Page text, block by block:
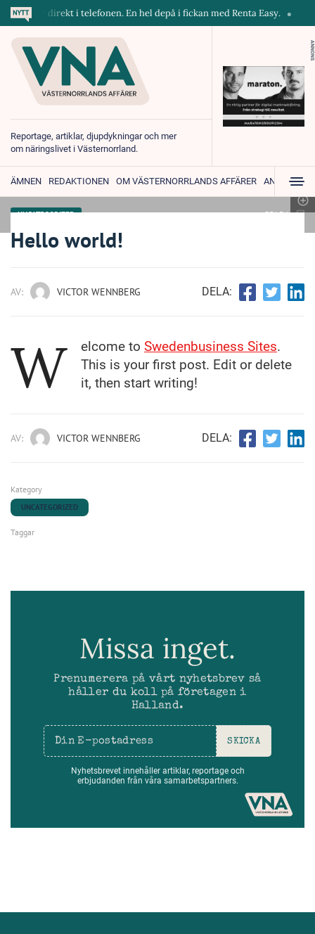
direkt i telefonen. En hel depå i fickan med Renta Easy.
Reportage, artiklar, djupdykningar och mer
om näringslivet i Västernorrland.
ANNONS
ÄMNEN REDAKTIONEN OM VÄSTERNORRLANDS AFFÄRER
UNCATEGORIZED SPARA
Hello world!
AV: VICTOR WENNBERG DELA:
W elcome to Swedenbusiness Sites.
This is your first post. Edit or delete
it, then start writing!
AV: VICTOR WENNBERG DELA:
Kategory
UNCATEGORIZED
Taggar
Missa inget.
Prenumerera på vårt nyhetsbrev så
håller du koll på företagen i
Halland.
SKICKA
Nyhetsbrevet innehåller artiklar, reportage och
erbjudanden från våra samarbetspartners.